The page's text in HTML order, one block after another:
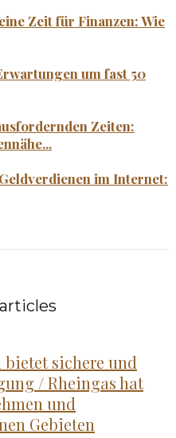
Zeit für Finanzen: Wie
um fast 50
Zeiten:
im Internet:
bietet sichere und
/ Rheingas hat
und
Gebieten